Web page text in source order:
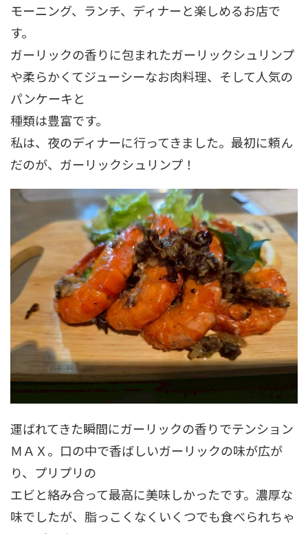
モーニング、ランチ、ディナーと楽しめるお店で
す。
ガーリックの香りに包まれたガーリックシュリンプ
や柔らかくてジューシーなお肉料理、そして人気の
パンケーキと
種類は豊富です。
私は、夜のディナーに行ってきました。最初に頼ん
だのが、ガーリックシュリンプ！
運ばれてきた瞬間にガーリックの香りでテンション
ＭＡＸ。口の中で香ばしいガーリックの味が広が
り、プリプリの
エビと絡み合って最高に美味しかったです。濃厚な
味でしたが、脂っこくなくいくつでも食べられちゃ